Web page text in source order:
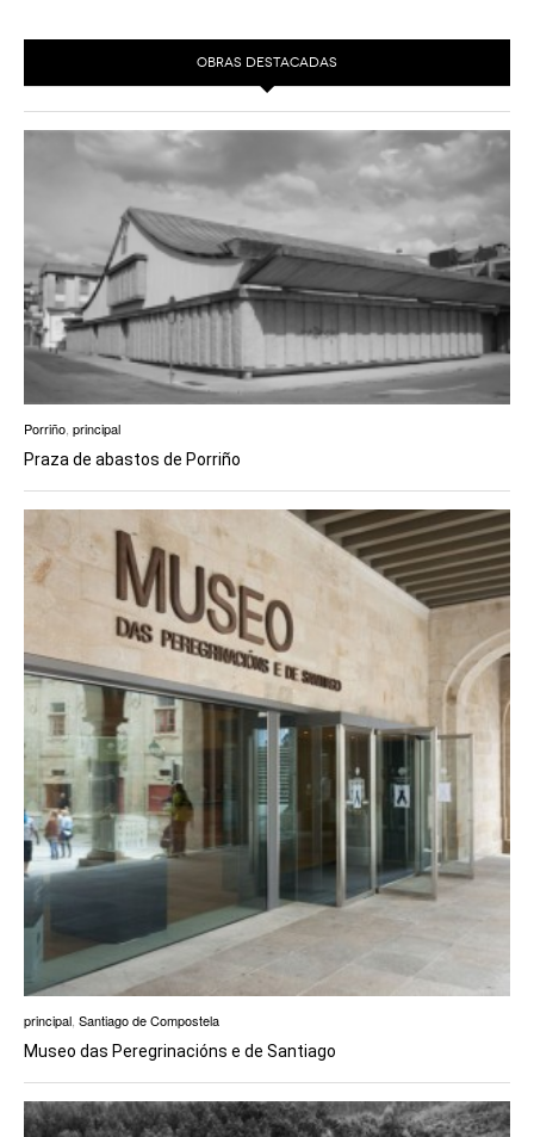
OBRAS DESTACADAS
Porriño, principal
Praza de abastos de Porriño
principal, Santiago de Compostela
Museo das Peregrinacións e de Santiago